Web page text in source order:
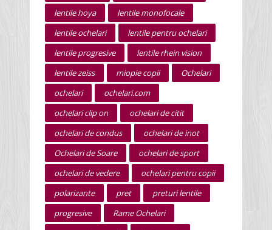
lentile hoya
lentile monofocale
lentile ochelari
lentile pentru ochelari
lentile progresive
lentile rhein vision
lentile zeiss
miopie copii
Ochelari
ochelari
ochelari.com
ochelari clip on
ochelari de citit
ochelari de condus
ochelari de inot
Ochelari de Soare
ochelari de sport
ochelari de vedere
ochelari pentru copii
polarizante
pret
preturi lentile
progresive
Rame Ochelari